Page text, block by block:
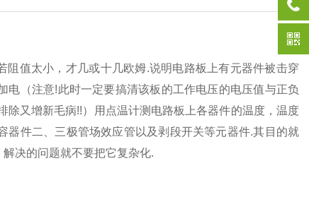
值太小，才几或十几欧姆.说明电路板上有元器件被击穿
（注意!此时一定要搞清该板的工作电压的电压值与正负
又增新毛病!!）用点温计测电路板上各器件的温度，温度
器件二、三极管场效应管以及剥段开关等元器件.其目的就
决的问题就不要把它复杂化.